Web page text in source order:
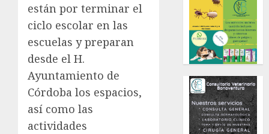
están por terminar el
ciclo escolar en las
escuelas y preparan
desde el H.
Ayuntamiento de
Córdoba los espacios,
así como las
actividades